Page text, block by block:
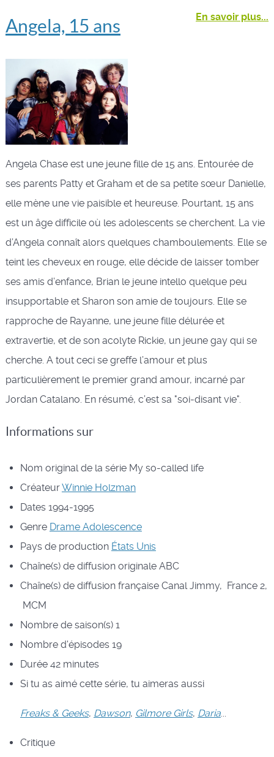
En savoir plus...
Angela, 15 ans
Angela Chase est une jeune fille de 15 ans. Entourée de
ses parents Patty et Graham et de sa petite sœur Danielle,
elle mène une vie paisible et heureuse. Pourtant, 15 ans
est un âge difficile où les adolescents se cherchent. La vie
d’Angela connaît alors quelques chamboulements. Elle se
teint les cheveux en rouge, elle décide de laisser tomber
ses amis d’enfance, Brian le jeune intello quelque peu
insupportable et Sharon son amie de toujours. Elle se
rapproche de Rayanne, une jeune fille délurée et
extravertie, et de son acolyte Rickie, un jeune gay qui se
cherche. A tout ceci se greffe l’amour et plus
particulièrement le premier grand amour, incarné par
Jordan Catalano. En résumé, c’est sa "soi-disant vie".
Informations sur
Nom original de la série My so-called life
CréateurWinnie Holzman
Dates 1994-1995
Genre DrameAdolescence
Pays de production États Unis
Chaîne(s) de diffusion originale ABC
Chaîne(s) de diffusion française Canal Jimmy, France 2,
MCM
Nombre de saison(s) 1
Nombre d'épisodes 19
Durée 42 minutes
Si tu as aimé cette série, tu aimeras aussi
Freaks & Geeks, Dawson, Gilmore Girls, Daria...
Critique